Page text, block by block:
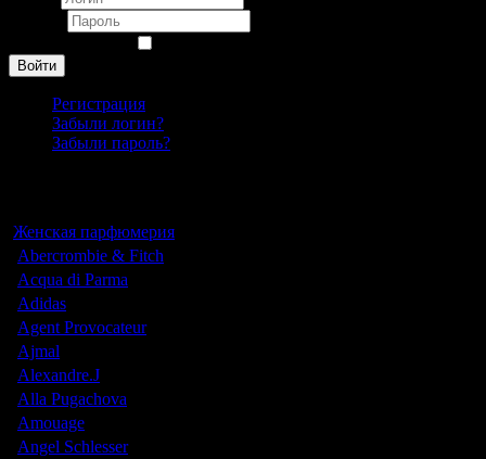
Войти
Регистрация
Забыли логин?
Забыли пароль?
Женская парфюмерия
Abercrombie & Fitch
Acqua di Parma
Adidas
Agent Provocateur
Ajmal
Alexandre.J
Alla Pugachova
Amouage
Angel Schlesser